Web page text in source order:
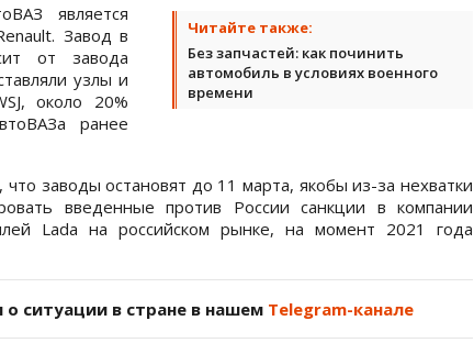
Читайте также:
Без запчастей: как починить
автомобиль в условиях военного
времени
является
Завод в
от завода
узлы и
около 20%
ранее
заводы остановят до 11 марта, якобы из-за нехватки
введенные против России санкции в компании
Lada на российском рынке, на момент 2021 года
ситуации в стране в нашем Telegram-канале